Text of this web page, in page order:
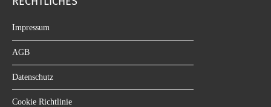
Impressum
AGB
Datenschutz
Cookie Richtlinie